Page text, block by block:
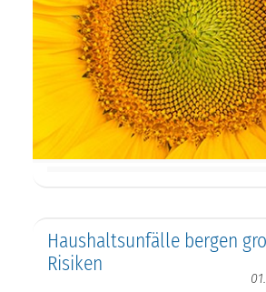
Haushaltsunfälle bergen
Risiken